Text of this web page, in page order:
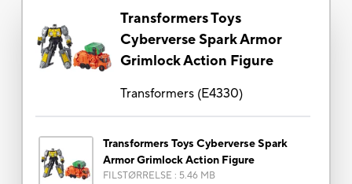
Transformers Toys
Cyberverse Spark Armor
Grimlock Action Figure
Transformers(E4330)
Transformers Toys Cyberverse Spark
Armor Grimlock Action Figure
FILSTØRRELSE : 5.46 MB